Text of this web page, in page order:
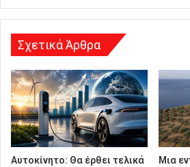
η
Σχετικά Άρθρα
Αυτοκίνητο: Θα έρθει τελικά
Μια